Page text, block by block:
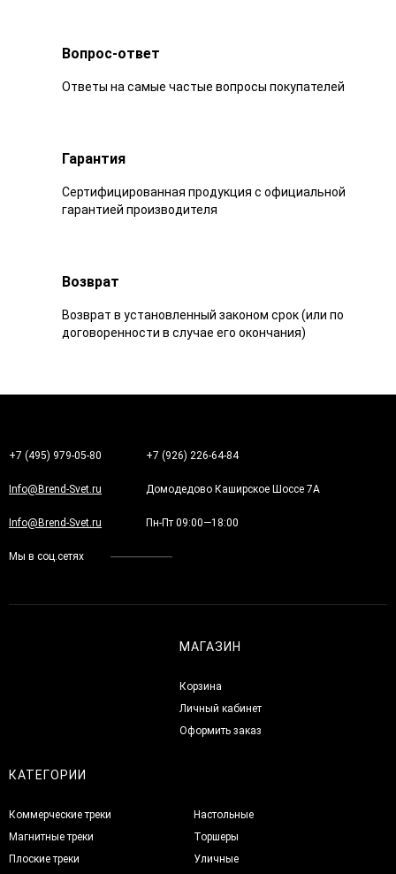
Вопрос-ответ
Ответы на самые частые вопросы покупателей
Гарантия
Сертифицированная продукция с официальной
гарантией производителя
Возврат
Возврат в установленный законом срок (или по
договоренности в случае его окончания)
+7 (495) 979-05-80 +7 (926) 226-64-84
Info@Brend-Svet.ru Домодедово Каширское Шоссе 7А
Info@Brend-Svet.ru Пн-Пт 09:00—18:00
Мы в соц.сетях
МАГАЗИН
Корзина
Личный кабинет
Оформить заказ
КАТЕГОРИИ
Коммерческие треки
Магнитные треки
Плоские треки
Настольные
Торшеры
Уличные